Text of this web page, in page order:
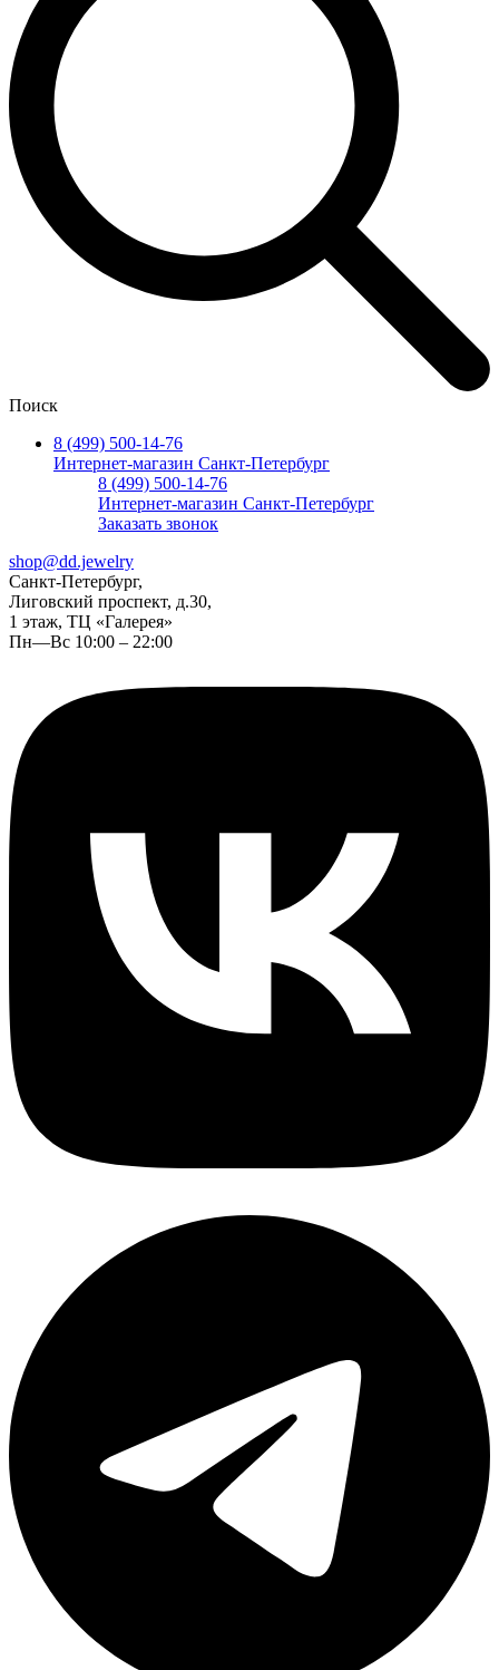
Поиск
8 (499) 500-14-76
Интернет-магазин Санкт-Петербург
8 (499) 500-14-76
Интернет-магазин Санкт-Петербург
Заказать звонок
shop@dd.jewelry
Санкт-Петербург,
Лиговский проспект, д.30,
1 этаж, ТЦ «Галерея»
Пн—Вс 10:00 – 22:00